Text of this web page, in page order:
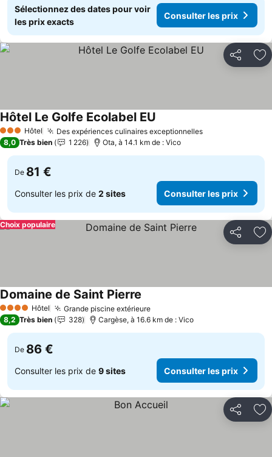
Sélectionnez des dates pour voir
les prix exacts
Consulter les prix
Partager
3 ÉtoilesHôtel Des expériences culinaires exceptionnellesConsulter les
Hôtel Le Golfe Ecolabel EU
8,0 Très bien 1 226 Ota, à 14.1 km de : Vico
De 81 €
Consulter les prix de 2 sites Consulter les prix
Partager
Choix populaire
4 Étoiles Hôtel Grande piscine extérieureConsulter les prix
Domaine de Saint Pierre
8,2 Très bien 328 Cargèse, à 16.6 km de : Vico
De 86 €
Consulter les prix de 9 sites Consulter les prix
Partager